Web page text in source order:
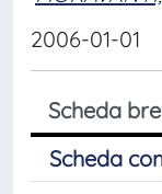
2006-01-01
Scheda
Scheda